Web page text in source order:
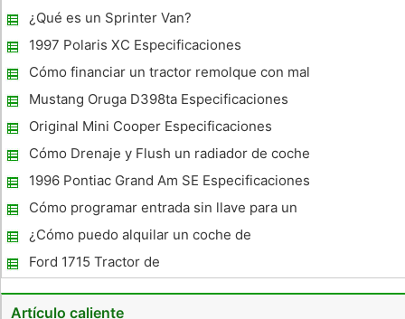
Especificaciones
¿Qué es un Sprinter Van?
1997 Polaris XC Especificaciones
Cómo financiar un tractor remolque con mal
crédito
Mustang Oruga D398ta Especificaciones
Original Mini Cooper Especificaciones
Cómo Drenaje y Flush un radiador de coche
Rover
1996 Pontiac Grand Am SE Especificaciones
Cómo programar entrada sin llave para un
Volvo S60 2003
¿Cómo puedo alquilar un coche de
carreras?
Ford 1715 Tractor de
Artículo caliente